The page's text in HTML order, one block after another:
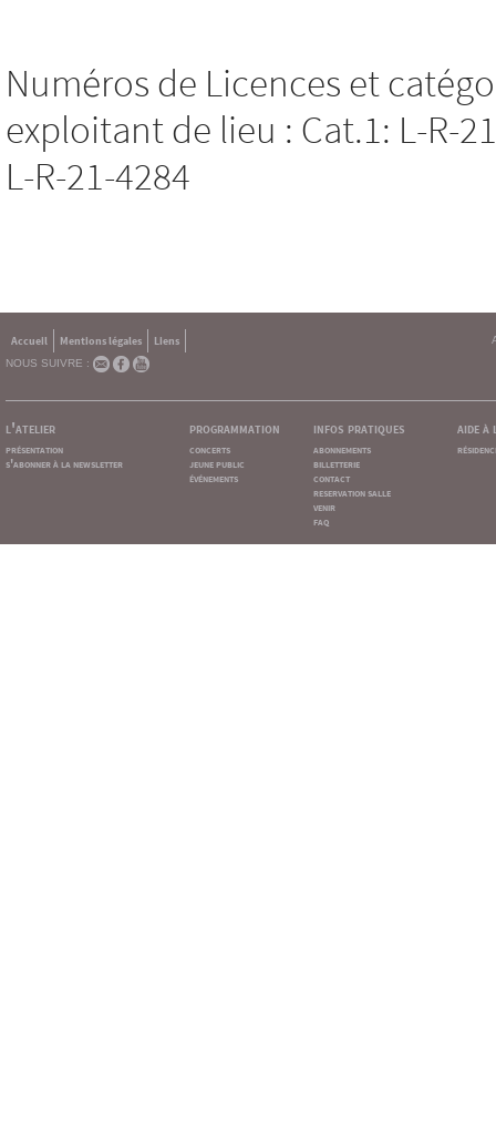
Numéros de Licences et
exploitant de lieu : Cat.1: L-R-
L-R-21-4284
Accueil Mentions légales
Liens
NOUS SUIVRE :
l'atelier
présentation
s'abonner à la newsletter
programmation
concerts
jeune public
événements
infos pratiques
abonnements
billetterie
contact
reservation salle
venir
faq
aide